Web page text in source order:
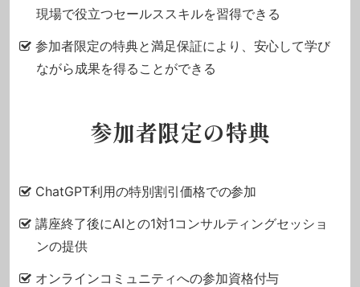
現場で役立つセールススキルを習得できる
参加者限定の特典と満足保証により、安心して学び
ながら成果を得ることができる
参加者限定の特典
ChatGPT利用の特別割引価格での参加
講座終了後にAIとの1対1コンサルティングセッショ
ンの提供
オンラインコミュニティへの参加資格付与